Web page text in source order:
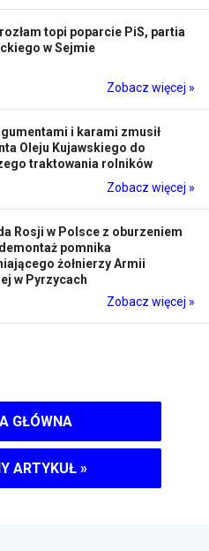
topi poparcie PiS, partia
w Sejmie
Zobacz więcej »
i karami zmusił
Oleju Kujawskiego do
traktowania rolników
Zobacz więcej »
Rosji w Polsce z oburzeniem
pomnika
żołnierzy Armii
w Pyrzycach
Zobacz więcej »
GŁÓWNA
ARTYKUŁ »